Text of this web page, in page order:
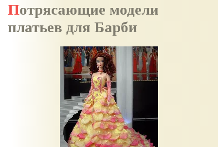
Потрясающие модели
платьев для Барби